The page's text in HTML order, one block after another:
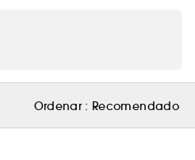
Ordenar : Recomendado